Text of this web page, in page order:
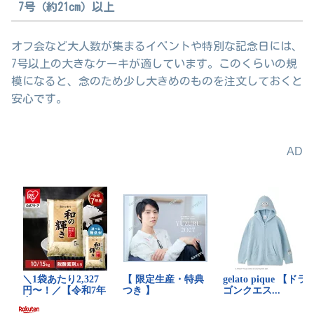
7号（約21cm）以上
オフ会など大人数が集まるイベントや特別な記念日には、
7号以上の大きなケーキが適しています。このくらいの規
模になると、念のため少し大きめのものを注文しておくと
安心です。
AD